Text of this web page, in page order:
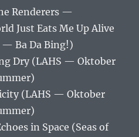
Renderers —
Just Eats Me Up Alive
Ba Da Bing!)
Dry (LAHS — Oktober
(LAHS — Oktober
in Space (Seas of